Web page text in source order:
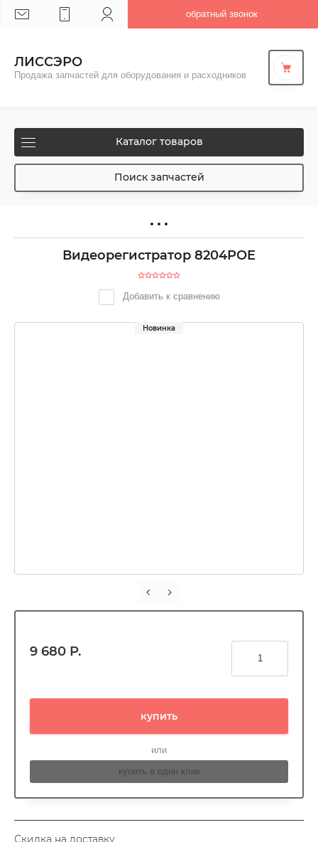
обратный звонок
ЛИССЭРО
Продажа запчастей для оборудования и расходников
Каталог товаров
Поиск запчастей
Видеорегистратор 8204POE
Добавить к сравнению
Новинка
9 680 Р.
купить
или
купить в один клик
Скидка на доставку